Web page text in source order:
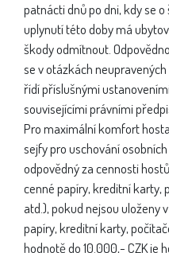
patnácti dnů po dni, kdy se
uplynutí této doby má
škody odmítnout.
se v otázkách
řídí příslušnými
souvisejícími právními
Pro maximální komfort
sejfy pro uschování
odpovědný za cennosti
cenné papíry, kreditní karty,
atd.), pokud nejsou uloženy
papíry, kreditní karty,
hodnotě do 10.000,- CZK je